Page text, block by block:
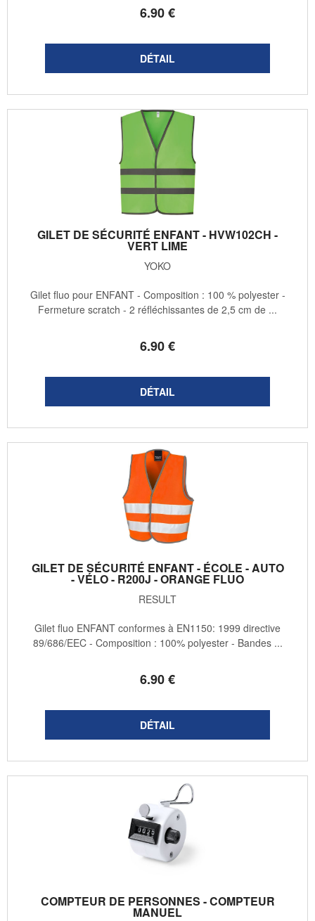
6.90€
GILET DE SÉCURITÉ ENFANT - HVW102CH -
VERT LIME
YOKO
6.90€
Gilet fluo pour ENFANT - Composition : 100 % polyester -
Fermeture scratch - 2 réfléchissantes de 2,5 cm de ...
GILET DE SÉCURITÉ ENFANT - ÉCOLE - AUTO
- VÉLO - R200J - ORANGE FLUO
RESULT
6.90€
Gilet fluo ENFANT conformes à EN1150: 1999 directive
89/686/EEC - Composition : 100% polyester - Bandes ...
COMPTEUR DE PERSONNES - COMPTEUR
MANUEL